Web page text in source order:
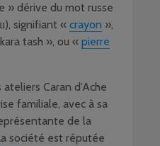
» dérive du mot russe
signifiant « crayon »,
tash », ou « pierre
Caran d’Ache
familiale, avec à sa
de la
société est réputée